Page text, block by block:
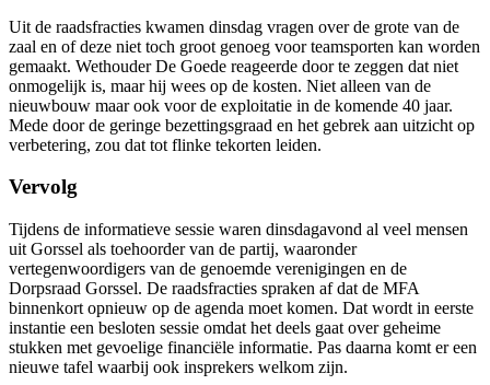
Uit de raadsfracties kwamen dinsdag vragen over de grote van de
zaal en of deze niet toch groot genoeg voor teamsporten kan worden
gemaakt. Wethouder De Goede reageerde door te zeggen dat niet
onmogelijk is, maar hij wees op de kosten. Niet alleen van de
nieuwbouw maar ook voor de exploitatie in de komende 40 jaar.
Mede door de geringe bezettingsgraad en het gebrek aan uitzicht op
verbetering, zou dat tot flinke tekorten leiden.
Vervolg
Tijdens de informatieve sessie waren dinsdagavond al veel mensen
uit Gorssel als toehoorder van de partij, waaronder
vertegenwoordigers van de genoemde verenigingen en de
Dorpsraad Gorssel. De raadsfracties spraken af dat de MFA
binnenkort opnieuw op de agenda moet komen. Dat wordt in eerste
instantie een besloten sessie omdat het deels gaat over geheime
stukken met gevoelige financiële informatie. Pas daarna komt er een
nieuwe tafel waarbij ook insprekers welkom zijn.